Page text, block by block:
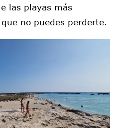
las playas más
no puedes perderte.